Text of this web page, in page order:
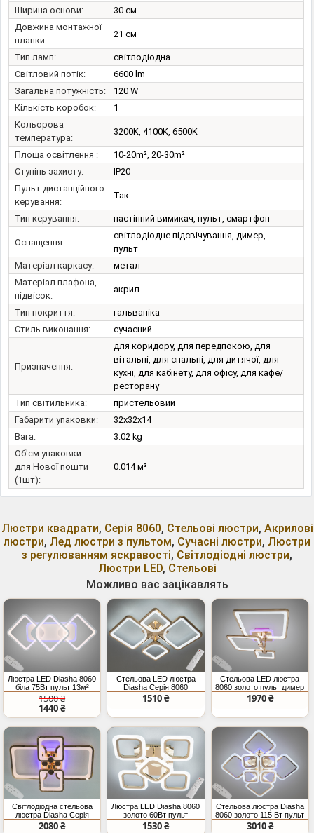
Ширина основи:
30 см
Довжина монтажної
планки:
21 см
Тип ламп:
світлодіодна
Світловий потік:
6600 lm
Загальна потужність:
120 W
Кількість коробок:
1
Кольорова
температура:
3200K, 4100K, 6500K
Площа освітлення :
10-20m², 20-30m²
Ступінь захисту:
IP20
Пульт дистанційного
керування:
Так
Тип керування: настінний вимикач, пульт, смартфон
Оснащення:
світлодіодне підсвічування, димер,
пульт
Матеріал каркасу:
метал
Матеріал плафона,
підвісок:
акрил
Тип покриття:
гальваніка
Стиль виконання:
сучасний
Призначення:
для коридору, для передпокою, для
вітальні, для спальні, для дитячої, для
кухні, для кабінету, для офісу, для кафе/
ресторану
Тип світильника:
пристельовий
Габарити упаковки:
32x32x14
Вага:
3.02 kg
Об'єм упаковки
для Нової пошти
(1шт):
0.014 м³
Люстри квадрати, Серія 8060, Стельові люстри, Акрилові
люстри, Лед люстри з пультом, Сучасні люстри, Люстри
з регулюванням яскравості, Світлодіодні люстри,
Люстри LED, Стельові
Можливо вас зацікавлять
Люстра LED Diasha 8060
біла 75Вт пульт 13м²
1500 ₴
1440 ₴
Стельова LED люстра
Diasha Серія 8060
золото 72Вт
1510 ₴
Стельова LED люстра
8060 золото пульт димер
70Вт
1970 ₴
Світлодіодна стельова
люстра Diasha Серія
8060 золото 76W димер
2080 ₴
Люстра LED Diasha 8060
золото 60Вт пульт
1530 ₴
Стельова люстра Diasha
8060 золото 115 Вт пульт
3010 ₴